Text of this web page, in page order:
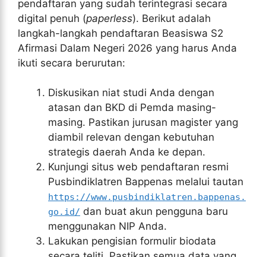
pendaftaran yang sudah terintegrasi secara
digital penuh (paperless). Berikut adalah
langkah-langkah pendaftaran Beasiswa S2
Afirmasi Dalam Negeri 2026 yang harus Anda
ikuti secara berurutan:
Diskusikan niat studi Anda dengan
atasan dan BKD di Pemda masing-
masing. Pastikan jurusan magister yang
diambil relevan dengan kebutuhan
strategis daerah Anda ke depan.
Kunjungi situs web pendaftaran resmi
Pusbindiklatren Bappenas melalui tautan
https://www.pusbindiklatren.bappenas.
go.id/ dan buat akun pengguna baru
menggunakan NIP Anda.
Lakukan pengisian formulir biodata